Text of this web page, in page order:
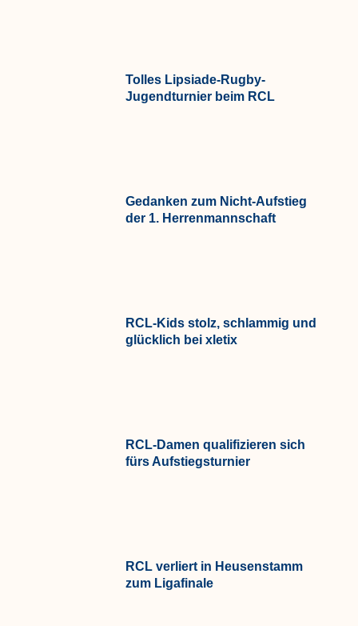
Tolles Lipsiade-Rugby-
Jugendturnier beim RCL
Gedanken zum Nicht-Aufstieg
der 1. Herrenmannschaft
RCL-Kids stolz, schlammig und
glücklich bei xletix
RCL-Damen qualifizieren sich
fürs Aufstiegsturnier
RCL verliert in Heusenstamm
zum Ligafinale